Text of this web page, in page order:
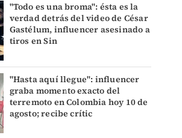
"Todo es una broma": ésta es la
verdad detrás del video de César
Gastélum, influencer asesinado a
tiros en Sin
"Hasta aquí llegue": influencer
graba momento exacto del
terremoto en Colombia hoy 10 de
agosto; recibe crític